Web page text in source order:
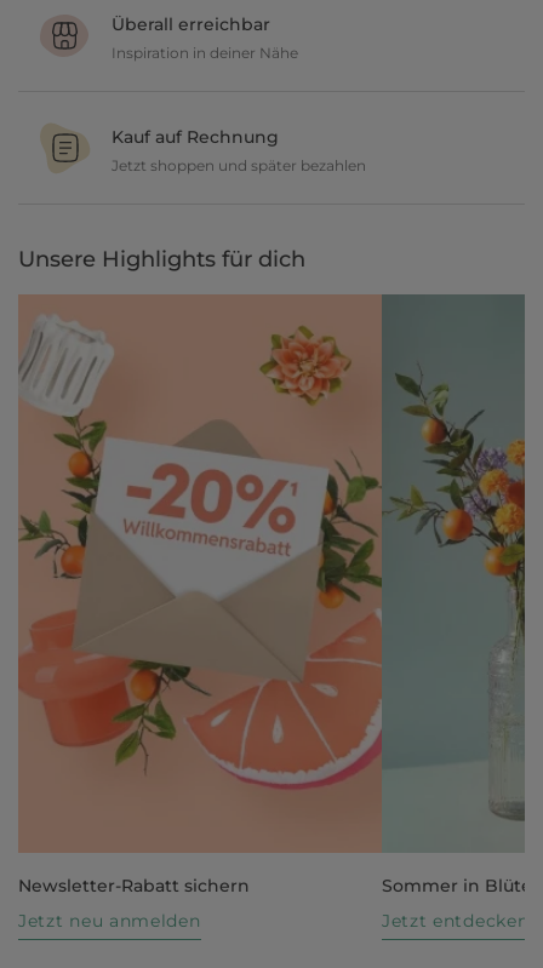
geben dir 30 Tage Zeit etwas zurückzusenden.
Überall erreichbar
Inspiration in deiner Nähe
und lasse dich inspirieren.
Kauf auf Rechnung
Jetzt shoppen und später bezahlen
Unsere Highlights für dich
Newsletter-Rabatt sichern
Jetzt neu anmelden
Sommer in Blüte
Jetzt entdecken